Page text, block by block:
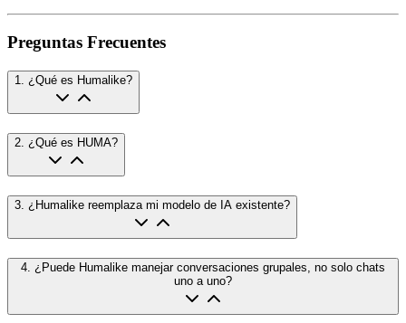
Preguntas Frecuentes
1. ¿Qué es Humalike?
2. ¿Qué es HUMA?
3 ¿Humalike reemplaza mi modelo de IA existente?
4 ¿Puede Humalike manejar conversaciones grupales, no solo chats
uno a uno?